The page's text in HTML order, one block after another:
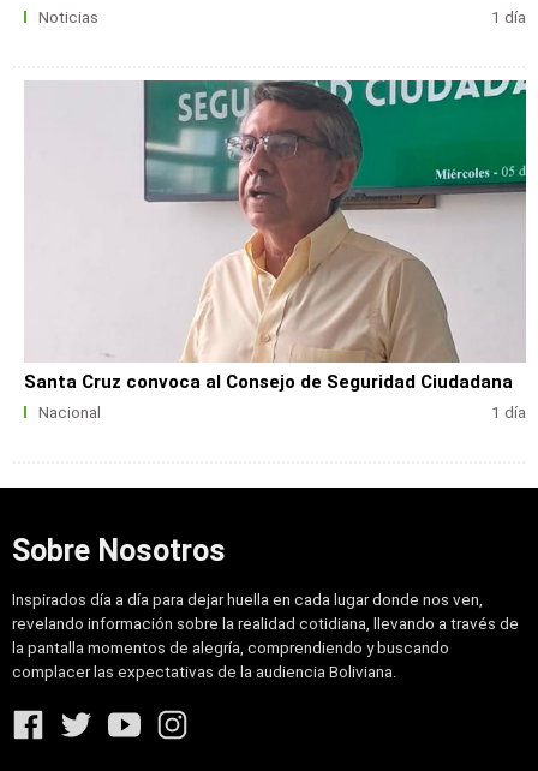
Noticias 1 día
Santa Cruz convoca al Consejo de Seguridad Ciudadana
Nacional 1 día
Sobre Nosotros
Inspirados día a día para dejar huella en cada lugar donde nos ven,
revelando información sobre la realidad cotidiana, llevando a través de
la pantalla momentos de alegría, comprendiendo y buscando
complacer las expectativas de la audiencia Boliviana.